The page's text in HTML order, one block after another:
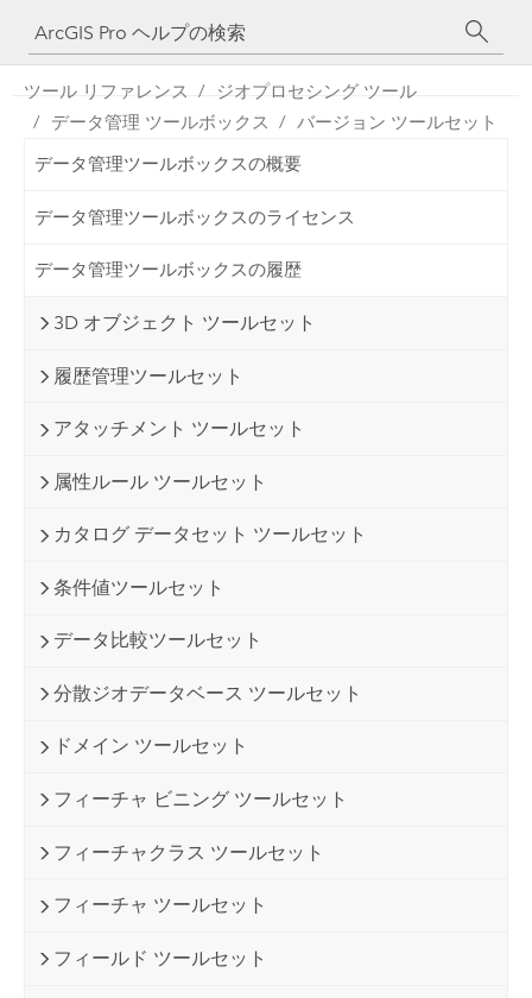
ツール リファレンス
ジオプロセシング ツール
データ管理 ツールボックス
バージョン ツールセット
データ管理ツールボックスの概要
データ管理ツールボックスのライセンス
データ管理ツールボックスの履歴
3D オブジェクト ツールセット
履歴管理ツールセット
アタッチメント ツールセット
属性ルール ツールセット
カタログ データセット ツールセット
条件値ツールセット
データ比較ツールセット
分散ジオデータベース ツールセット
ドメイン ツールセット
フィーチャ ビニング ツールセット
フィーチャクラス ツールセット
フィーチャ ツールセット
フィールド ツールセット